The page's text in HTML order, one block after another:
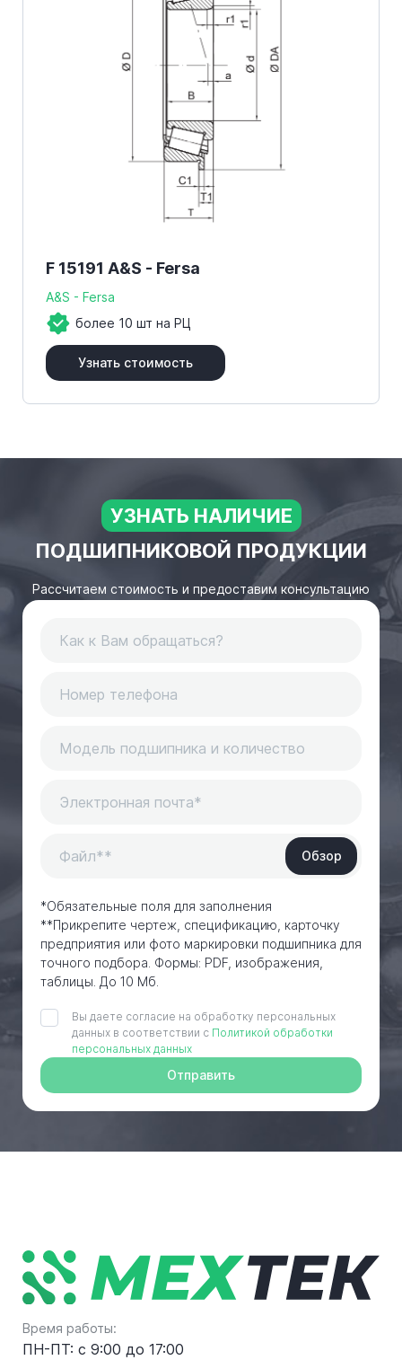
F 15191 A&S - Fersa
A&S - Fersa
более 10 шт на РЦ
Узнать стоимость
УЗНАТЬ НАЛИЧИЕ
ПОДШИПНИКОВОЙ ПРОДУКЦИИ
Рассчитаем стоимость и предоставим консультацию
Обзор
*Обязательные поля для заполнения
**Прикрепите чертеж, спецификацию, карточку
предприятия или фото маркировки подшипника для
точного подбора. Формы: PDF, изображения,
таблицы. До 10 Мб.
Вы даете согласие на обработку персональных
данных в соответствии с Политикой обработки
персональных данных
Отправить
Время работы:
ПН-ПТ: с 9:00 до 17:00